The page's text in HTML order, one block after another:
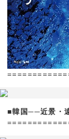
■韓国──近景